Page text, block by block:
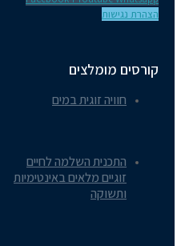
הצהרת נגישות
קורסים מומלצים
חוויה זוגית במים
התכנית השלמה לחיים
זוגיים מלאים באינטימיות
ותשוקה